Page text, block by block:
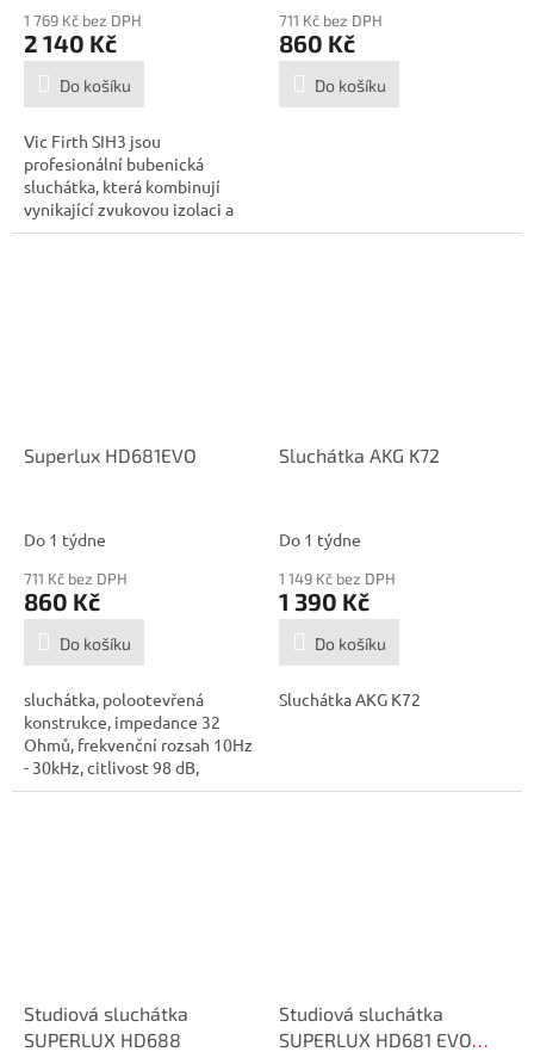
1 769 Kč bez DPH
2 140 Kč
Do košíku
Vic Firth SIH3 jsou
profesionální bubenická
sluchátka, která kombinují
vynikající zvukovou izolaci a
detailní...
711 Kč bez DPH
860 Kč
Do košíku
Superlux HD681EVO
Do 1 týdne
711 Kč bez DPH
860 Kč
Do košíku
sluchátka, polootevřená
konstrukce, impedance 32
Ohmů, frekvenční rozsah 10Hz
- 30kHz, citlivost 98 dB,
odpojitelný...
Sluchátka AKG K72
Do 1 týdne
1 149 Kč bez DPH
1 390 Kč
Do košíku
Sluchátka AKG K72
Studiová sluchátka
SUPERLUX HD688
Studiová sluchátka
SUPERLUX HD681 EVO